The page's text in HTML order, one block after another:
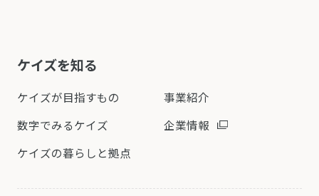
ケイズを知る
ケイズが目指すもの
事業紹介
数字でみるケイズ
企業情報
ケイズの暮らしと拠点